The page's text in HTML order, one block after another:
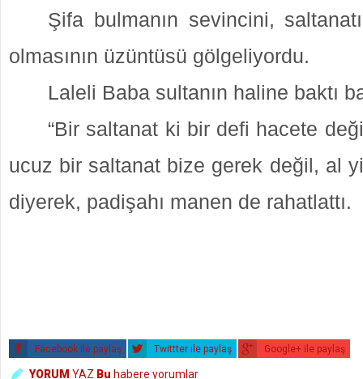
Şifa bulmanın sevincini,
olmasının üzüntüsü gölgeliyordu.
Laleli Baba sultanın haline baktı
“Bir saltanat ki bir defi hacete
ucuz bir saltanat bize gerek değil, al
diyerek, padişahı manen de rahatlattı.
Facebook ile paylaş Twittter ile paylaş Google+ ile paylaş
YORUM YAZ Bu habere yorumlar